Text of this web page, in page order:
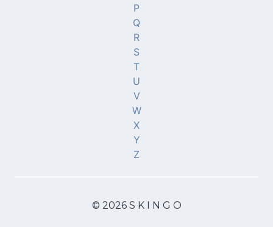
P
Q
R
S
T
U
V
W
X
Y
Z
© 2026 S K I N G O